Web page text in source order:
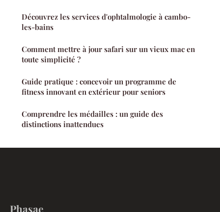
Découvrez les services d'ophtalmologie à cambo-
les-bains
Comment mettre à jour safari sur un vieux mac en
toute simplicité ?
Guide pratique : concevoir un programme de
fitness innovant en extérieur pour seniors
Comprendre les médailles : un guide des
distinctions inattendues
Phasae